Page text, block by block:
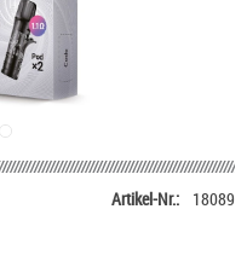
Artikel-Nr.: 18089